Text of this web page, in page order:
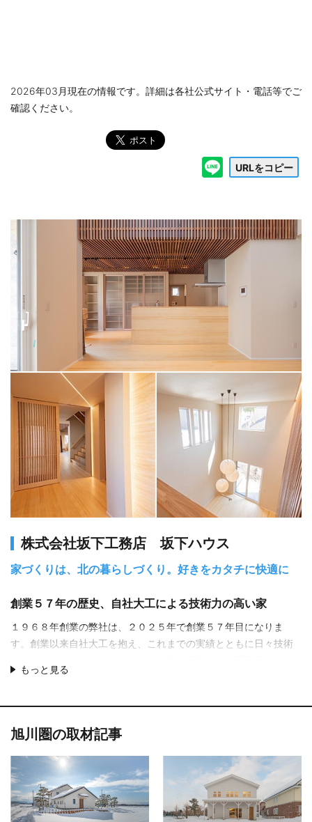
2026年03月現在の情報です。詳細は各社公式サイト・電話等でご
確認ください。
URLをコピー
株式会社坂下工務店 坂下ハウス
家づくりは、北の暮らしづくり。好きをカタチに快適に
創業５７年の歴史、自社大工による技術力の高い家
１９６８年創業の弊社は、２０２５年で創業５７年目になりま
す。創業以来自社大工を抱え、これまでの実績とともに日々技術
問題視されている業界ですが、新人育成に力を入れている弊社で
り、結果としてお客様に満足のいただけるお家をご提供できると
信じ、安定した技術力を提供できるよう環境を整えております。
好きをカタチに、そして快適に
木造在来工法だからこそ、なるべく理想の間取りに柔軟に対応い
たします。 昨今、SNSの普及に伴い情報の取得が容易になりまし
た。やりたいことをご提案くださるお客様が増え、プロからの目
もっと見る
旭川圏の取材記事